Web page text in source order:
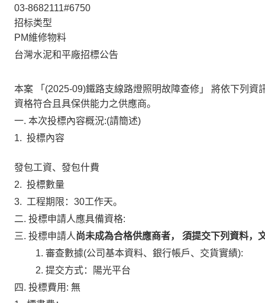
03-8682111#6750
招标类型
PM維修物料
台灣水泥和平廠招標公告
本案 「 (2025-09)鐵路支線路燈照明故障查修 」 將依下列資
資格符合且具保供能力之供應商。
一. 本次投標內容概況:(請簡述)
1. 投標內容
發包工資、發包什費
2. 投標數量
3. 工程期限：30工作天。
二. 投標申請人應具備資格:
三. 投標申請人 尚未成為合格供應商者， 須提交下列資料，
1. 審查數據(公司基本資料、銀行帳戶、交貨實績):
2. 提交方式：陽光平台
四. 投標費用: 無